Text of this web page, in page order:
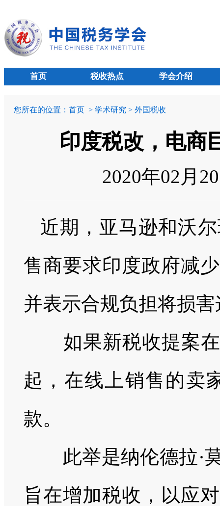
首页 税收热点 学会介绍
您所在的位置： 首页 > 学术研究 > 外国税收
印度税改，电商
2020年02月
近期，亚马逊和沃
售商要求印度政府减
并表示合规负担将损
如果新税收提案在
起，在线上销售的卖
款。
此举是纳伦德拉·莫
旨在增加税收，以应